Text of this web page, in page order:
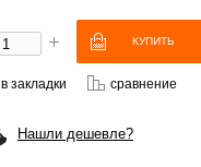
в закладки сравнение
Нашли дешевле?